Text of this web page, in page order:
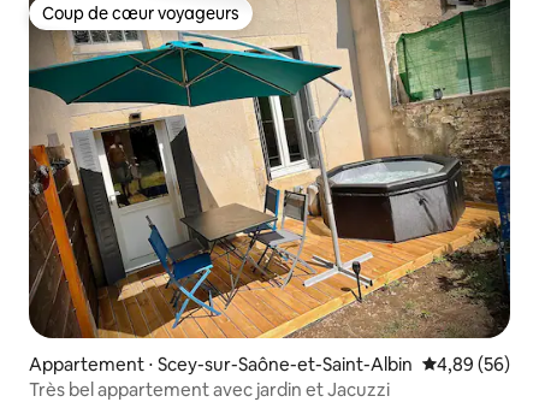
Coup de cœur voyageurs
Coup de cœur voyageurs
Appartement ⋅ Scey-sur-Saône-et-Saint-Albin Évaluation
4,89 (56)
Très bel appartement avec jardin et Jacuzzi